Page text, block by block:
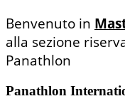
Benvenuto in
alla sezione
Panathlon
Panathlon